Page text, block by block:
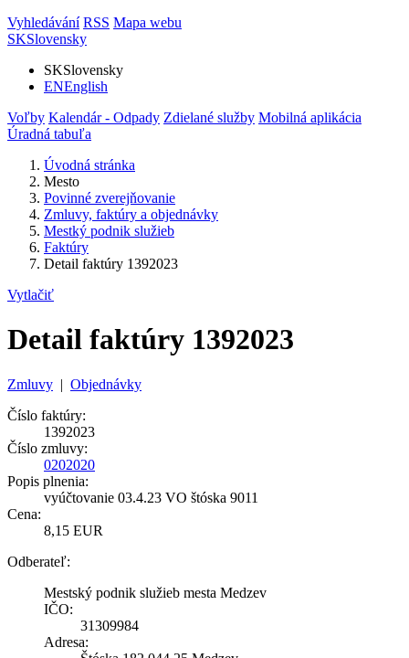
Vyhledávání RSS Mapa webu
SKSlovensky
SKSlovensky
ENEnglish
Voľby Kalendár - Odpady Zdielané služby Mobilná aplikácia
Úradná tabuľa
Úvodná stránka
Mesto
Povinné zverejňovanie
Zmluvy, faktúry a objednávky
Mestký podnik služieb
Faktúry
Detail faktúry 1392023
Vytlačiť
Detail faktúry 1392023
Zmluvy | Objednávky
Číslo faktúry:
1392023
Číslo zmluvy:
0202020
Popis plnenia:
vyúčtovanie 03.4.23 VO štóska 9011
Cena:
8,15 EUR
Odberateľ:
Mestský podnik služieb mesta Medzev
IČO:
31309984
Adresa: